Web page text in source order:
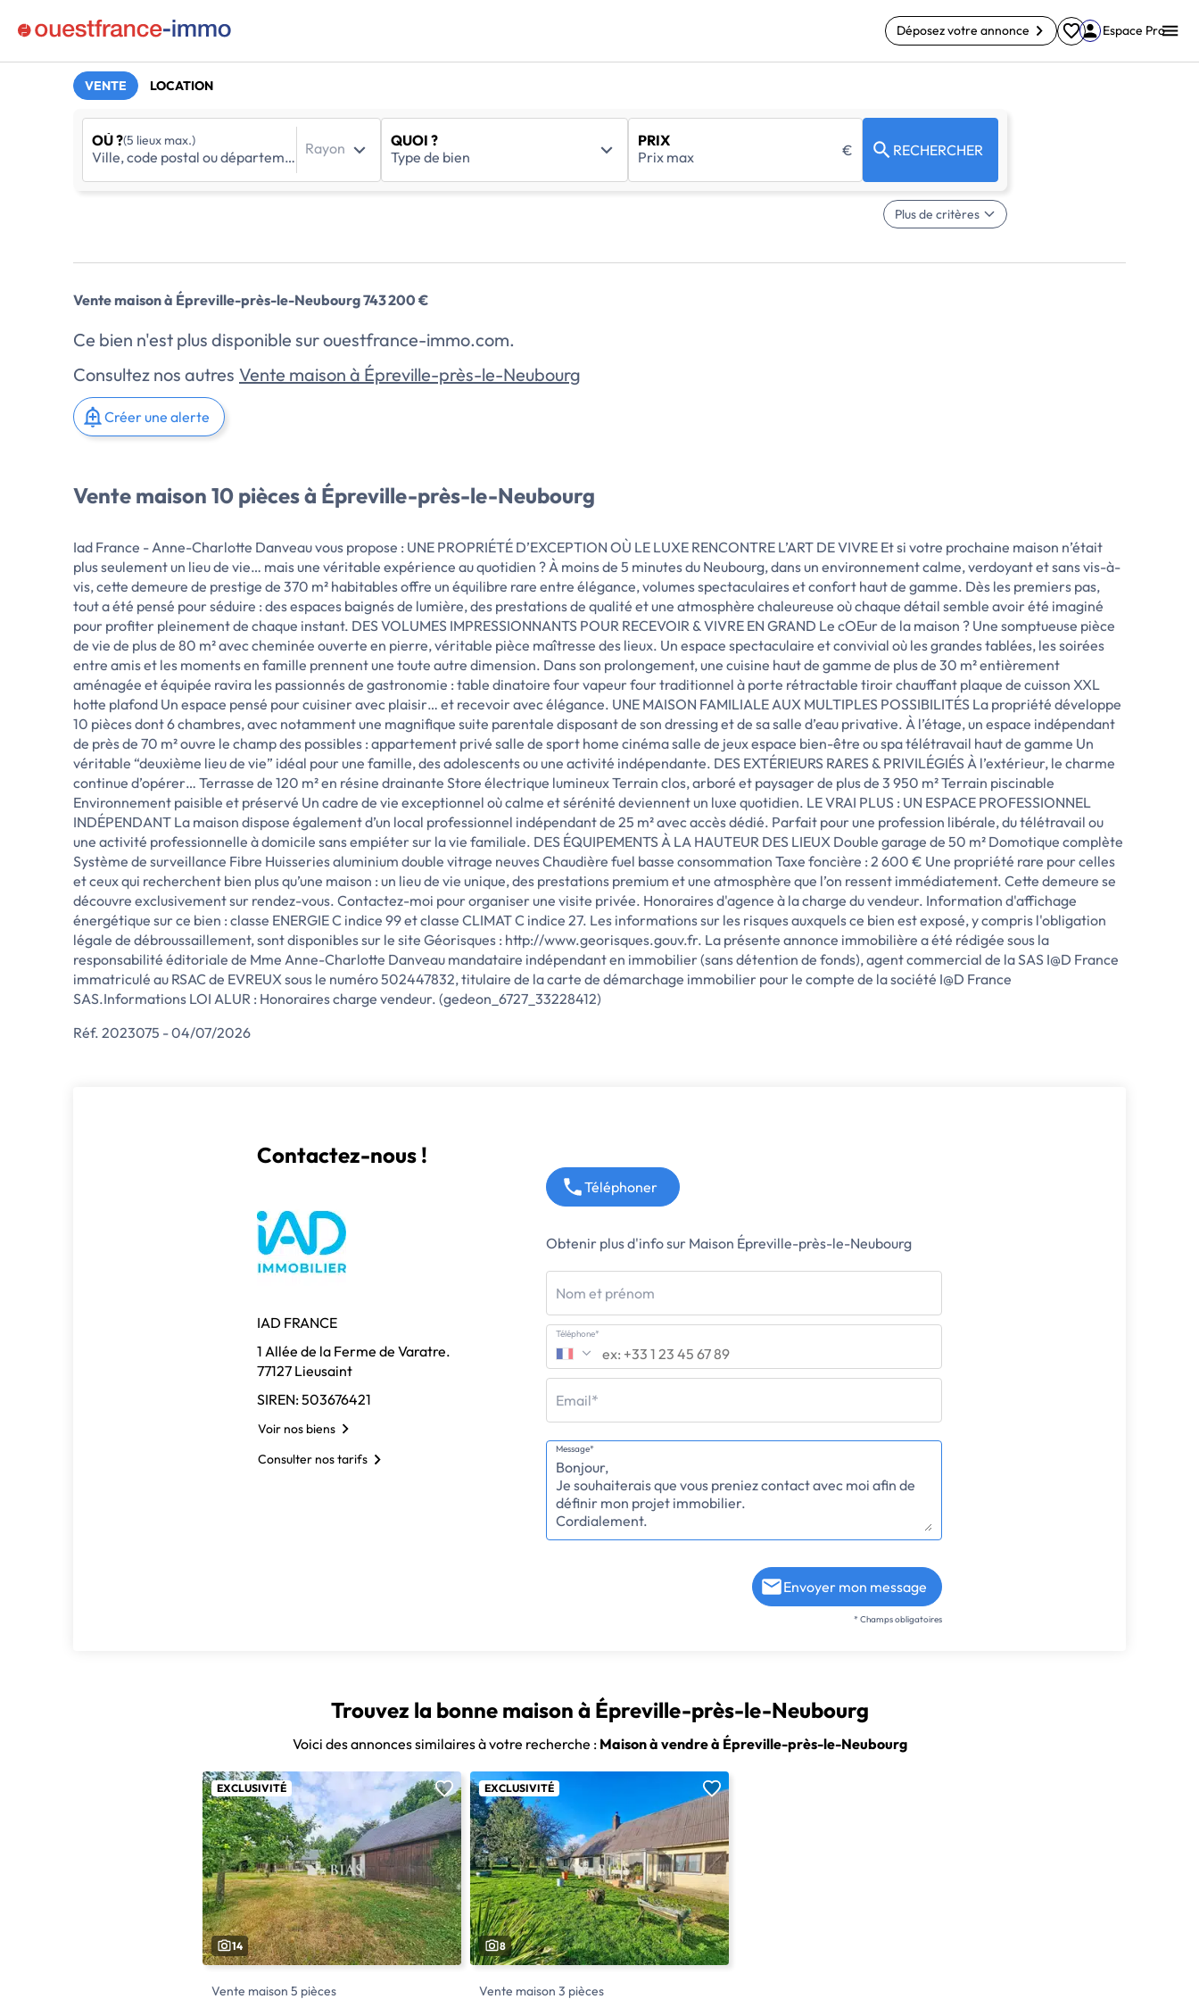
Déposez votre annonce Espace Pro
VENTE LOCATION
OÙ ?(5 lieux max.) Rayon QUOI ? PRIX
€ RECHERCHER
Plus de critères
Vente maison à Épreville-près-le-Neubourg 743 200 €
Ce bien n'est plus disponible sur ouestfrance-immo.com.
Consultez nos autres Vente maison à Épreville-près-le-Neubourg
Créer une alerte
Vente maison 10 pièces à Épreville-près-le-Neubourg
Iad France - Anne-Charlotte Danveau vous propose : UNE PROPRIÉTÉ D’EXCEPTION OÙ LE LUXE RENCONTRE L’ART DE VIVRE Et si votre prochaine maison n’était
plus seulement un lieu de vie… mais une véritable expérience au quotidien ? À moins de 5 minutes du Neubourg, dans un environnement calme, verdoyant et sans vis-à-
vis, cette demeure de prestige de 370 m² habitables offre un équilibre rare entre élégance, volumes spectaculaires et confort haut de gamme. Dès les premiers pas,
tout a été pensé pour séduire : des espaces baignés de lumière, des prestations de qualité et une atmosphère chaleureuse où chaque détail semble avoir été imaginé
pour profiter pleinement de chaque instant. DES VOLUMES IMPRESSIONNANTS POUR RECEVOIR & VIVRE EN GRAND Le cOEur de la maison ? Une somptueuse pièce
de vie de plus de 80 m² avec cheminée ouverte en pierre, véritable pièce maîtresse des lieux. Un espace spectaculaire et convivial où les grandes tablées, les soirées
entre amis et les moments en famille prennent une toute autre dimension. Dans son prolongement, une cuisine haut de gamme de plus de 30 m² entièrement
aménagée et équipée ravira les passionnés de gastronomie : table dinatoire four vapeur four traditionnel à porte rétractable tiroir chauffant plaque de cuisson XXL
hotte plafond Un espace pensé pour cuisiner avec plaisir… et recevoir avec élégance. UNE MAISON FAMILIALE AUX MULTIPLES POSSIBILITÉS La propriété développe
10 pièces dont 6 chambres, avec notamment une magnifique suite parentale disposant de son dressing et de sa salle d’eau privative. À l’étage, un espace indépendant
de près de 70 m² ouvre le champ des possibles : appartement privé salle de sport home cinéma salle de jeux espace bien-être ou spa télétravail haut de gamme Un
véritable “deuxième lieu de vie” idéal pour une famille, des adolescents ou une activité indépendante. DES EXTÉRIEURS RARES & PRIVILÉGIÉS À l’extérieur, le charme
continue d’opérer… Terrasse de 120 m² en résine drainante Store électrique lumineux Terrain clos, arboré et paysager de plus de 3 950 m² Terrain piscinable
Environnement paisible et préservé Un cadre de vie exceptionnel où calme et sérénité deviennent un luxe quotidien. LE VRAI PLUS : UN ESPACE PROFESSIONNEL
INDÉPENDANT La maison dispose également d’un local professionnel indépendant de 25 m² avec accès dédié. Parfait pour une profession libérale, du télétravail ou
une activité professionnelle à domicile sans empiéter sur la vie familiale. DES ÉQUIPEMENTS À LA HAUTEUR DES LIEUX Double garage de 50 m² Domotique complète
Système de surveillance Fibre Huisseries aluminium double vitrage neuves Chaudière fuel basse consommation Taxe foncière : 2 600 € Une propriété rare pour celles
et ceux qui recherchent bien plus qu’une maison : un lieu de vie unique, des prestations premium et une atmosphère que l’on ressent immédiatement. Cette demeure se
découvre exclusivement sur rendez-vous. Contactez-moi pour organiser une visite privée. Honoraires d'agence à la charge du vendeur. Information d'affichage
énergétique sur ce bien : classe ENERGIE C indice 99 et classe CLIMAT C indice 27. Les informations sur les risques auxquels ce bien est exposé, y compris l'obligation
légale de débroussaillement, sont disponibles sur le site Géorisques : http://www.georisques.gouv.fr. La présente annonce immobilière a été rédigée sous la
responsabilité éditoriale de Mme Anne-Charlotte Danveau mandataire indépendant en immobilier (sans détention de fonds), agent commercial de la SAS I@D France
immatriculé au RSAC de EVREUX sous le numéro 502447832, titulaire de la carte de démarchage immobilier pour le compte de la société I@D France
SAS.Informations LOI ALUR : Honoraires charge vendeur. (gedeon_6727_33228412)
Réf. 2023075 - 04/07/2026
Contactez-nous !
IAD FRANCE
1 Allée de la Ferme de Varatre.
77127 Lieusaint
SIREN: 503676421
Voir nos biens
Consulter nos tarifs
Téléphoner
Obtenir plus d'info sur Maison Épreville-près-le-Neubourg
Nom et prénom
Téléphone*
Email*
Message*
Envoyer mon message
* Champs obligatoires
Trouvez la bonne maison à Épreville-près-le-Neubourg
Voici des annonces similaires à votre recherche : Maison à vendre à Épreville-près-le-Neubourg
EXCLUSIVITÉ
14
Vente maison 5 pièces
EXCLUSIVITÉ
8
Vente maison 3 pièces